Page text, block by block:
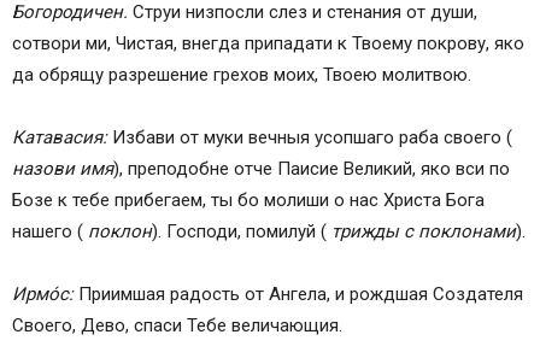
Богородичен. Струи низпосли слез и стенания от души,
сотвори ми, Чистая, внегда припадати к Твоему покрову, яко
да обрящу разрешение грехов моих, Твоею молитвою.
Катавасия:Избави от муки вечныя усопшаго раба своего (
назови имя), преподобне отче Паисие Великий, яко вси по
Бозе к тебе прибегаем, ты бо молиши о нас Христа Бога
нашего ( поклон). Господи, помилуй ( трижды с поклонами).
Ирмо́с:Приимшая радость от Ангела, и рождшая Создателя
Своего, Дево, спаси Тебе величающия.